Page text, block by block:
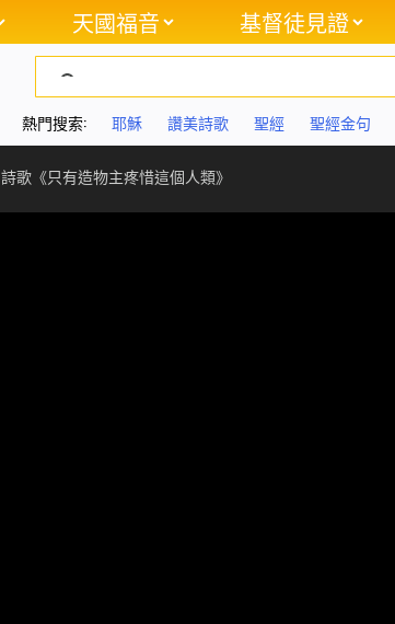
天國福音 基督徒見證
熱門搜索: 耶穌 讚美詩歌 聖經 聖經金句
詩歌《只有造物主疼惜這個人類》